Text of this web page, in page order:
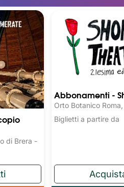
di Brera -
Abbonamenti -
Orto Botanico Roma,
Biglietti a partire da